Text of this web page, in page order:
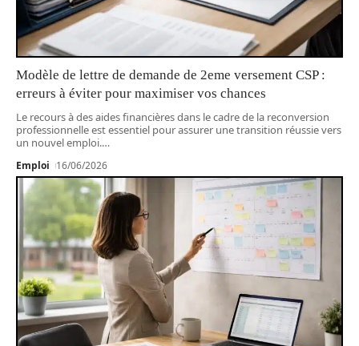
Modèle de lettre de demande de 2eme versement CSP :
erreurs à éviter pour maximiser vos chances
Le recours à des aides financières dans le cadre de la reconversion
professionnelle est essentiel pour assurer une transition réussie vers
un nouvel emploi.…
Emploi 16/06/2026